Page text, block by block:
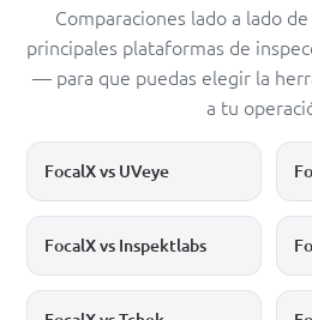
Comparaciones lado a lado
principales plataformas de
— para que puedas elegir la
a tu
FocalX vs UVeye
FocalX vs Inspektlabs